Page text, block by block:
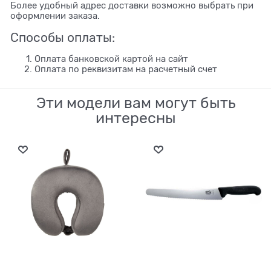
Более удобный адрес доставки возможно выбрать при
оформлении заказа.
Способы оплаты:
Оплата банковской картой на сайт
Оплата по реквизитам на расчетный счет
Эти модели вам могут быть
интересны